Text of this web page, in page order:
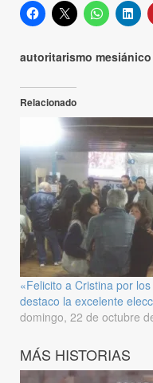
autoritarismo
Relacionado
«Felicito a Cristina por
destaco la excelente
domingo, 22 de octubre
MÁS HISTORIAS